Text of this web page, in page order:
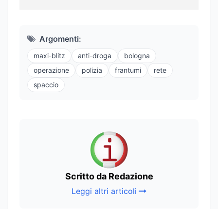
Argomenti:
maxi-blitz anti-droga
bologna
operazione
polizia frantumi
rete
spaccio
Scritto da Redazione
Leggi altri articoli